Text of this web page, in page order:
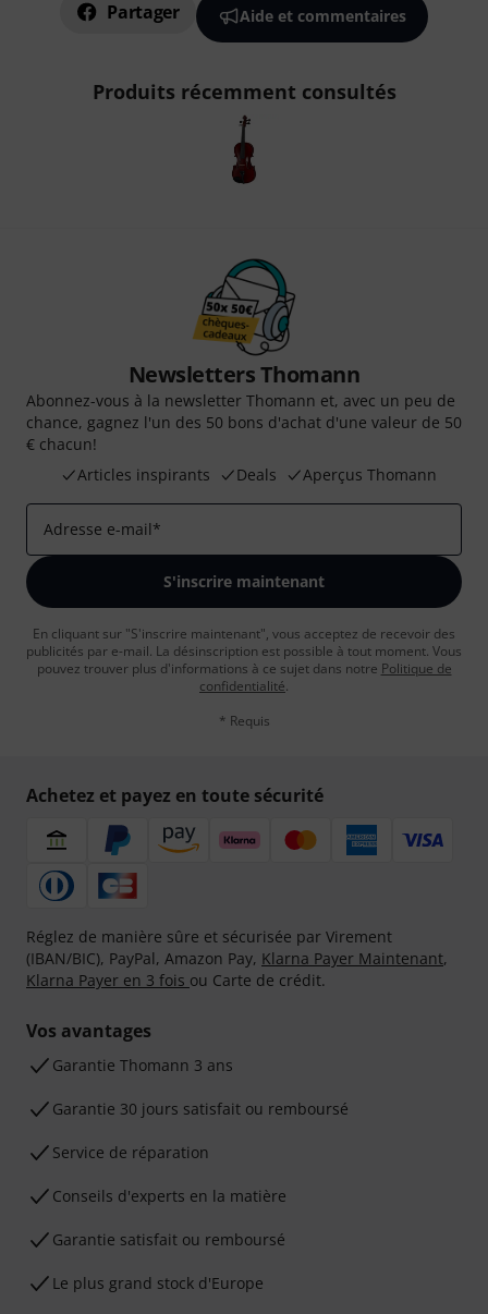
Partager Aide et commentaires
Produits récemment consultés
Newsletters Thomann
Abonnez-vous à la newsletter Thomann et, avec un peu de
chance, gagnez l'un des 50 bons d'achat d'une valeur de 50
€ chacun!
Articles inspirants
Deals Aperçus Thomann
Adresse e-mail*
S'inscrire maintenant
En cliquant sur "S'inscrire maintenant", vous acceptez de recevoir des
publicités par e-mail. La désinscription est possible à tout moment. Vous
pouvez trouver plus d'informations à ce sujet dans notre Politique de
confidentialité.
* Requis
Achetez et payez en toute sécurité
Réglez de manière sûre et sécurisée par Virement
(IBAN/BIC), PayPal, Amazon Pay, Klarna Payer Maintenant,
Klarna Payer en 3 fois ou Carte de crédit.
Vos avantages
Ga­ran­tie Thomann 3 ans
Garantie 30 jours satisfait ou remboursé
Service de réparation
Conseils d'experts en la matière
Garantie satisfait ou remboursé
Le plus grand stock d'Europe